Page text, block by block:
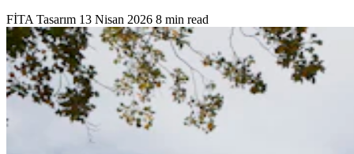
FİTA Tasarım 13 Nisan 2026 8 min read